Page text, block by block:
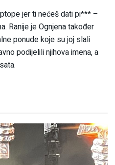
jer ti nećeš dati pi*** –
Ranije je Ognjena također
ponude koje su joj slali
podijelili njihova imena, a